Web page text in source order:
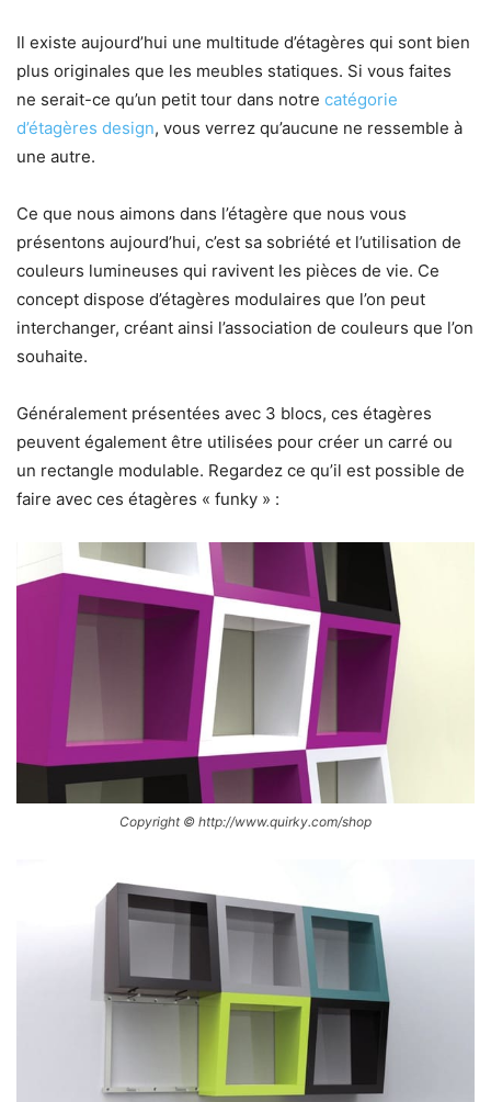
Il existe aujourd’hui une multitude d’étagères qui sont bien
plus originales que les meubles statiques. Si vous faites
ne serait-ce qu’un petit tour dans notre catégorie
d’étagères design, vous verrez qu’aucune ne ressemble à
une autre.
Ce que nous aimons dans l’étagère que nous vous
présentons aujourd’hui, c’est sa sobriété et l’utilisation de
couleurs lumineuses qui ravivent les pièces de vie. Ce
concept dispose d’étagères modulaires que l’on peut
interchanger, créant ainsi l’association de couleurs que l’on
souhaite.
Généralement présentées avec 3 blocs, ces étagères
peuvent également être utilisées pour créer un carré ou
un rectangle modulable. Regardez ce qu’il est possible de
faire avec ces étagères « funky » :
Copyright © http://www.quirky.com/shop